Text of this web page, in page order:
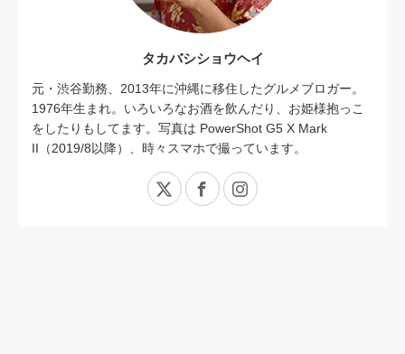
タカバシショウヘイ
元・渋谷勤務、2013年に沖縄に移住したグルメブロガー。
1976年生まれ。いろいろなお酒を飲んだり、お姫様抱っこ
をしたりもしてます。写真は PowerShot G5 X Mark
II（2019/8以降）、時々スマホで撮っています。
X FacebookInstagram